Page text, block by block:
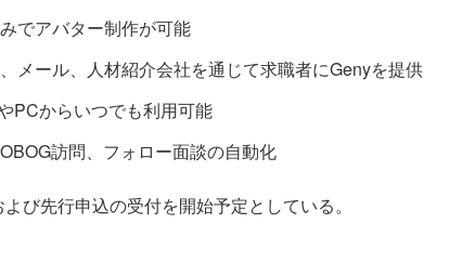
でアバター制作が可能
メール、人材紹介会社を通じて求職者にGenyを提供
PCからいつでも利用可能
訪問、フォロー面談の自動化
び先行申込の受付を開始予定としている。